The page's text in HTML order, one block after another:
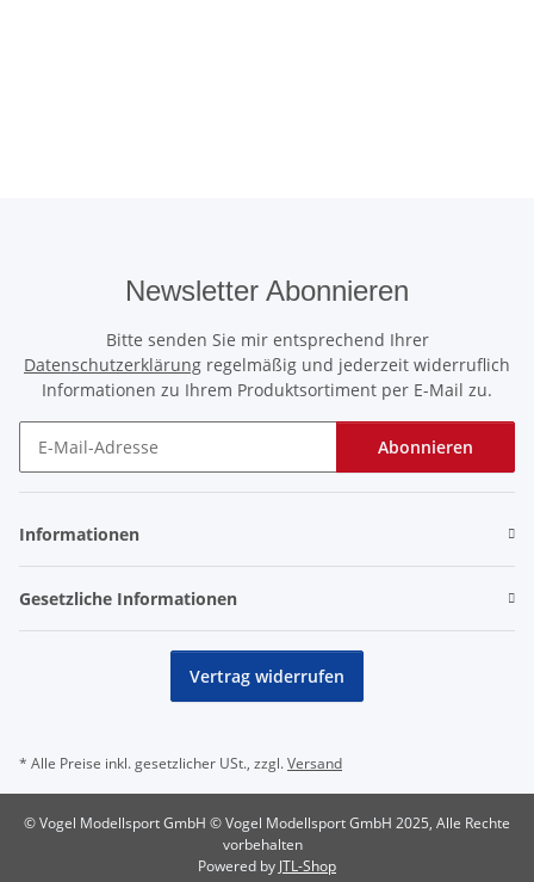
Newsletter Abonnieren
Bitte senden Sie mir entsprechend Ihrer
Datenschutzerklärung regelmäßig und jederzeit widerruflich
Informationen zu Ihrem Produktsortiment per E-Mail zu.
Abonnieren
Informationen
Gesetzliche Informationen
Vertrag widerrufen
* Alle Preise inkl. gesetzlicher USt., zzgl.Versand
© Vogel Modellsport GmbH © Vogel Modellsport GmbH 2025, Alle Rechte
vorbehalten
Powered by JTL-Shop